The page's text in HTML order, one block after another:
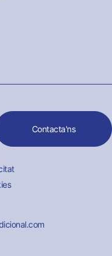
Contacta'ns